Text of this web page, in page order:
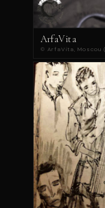
ArfaVita
© ArfaVita, Moscou